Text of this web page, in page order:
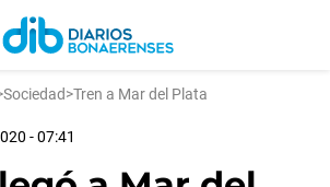
Sociedad>Tren a Mar del Plata
- 07:41